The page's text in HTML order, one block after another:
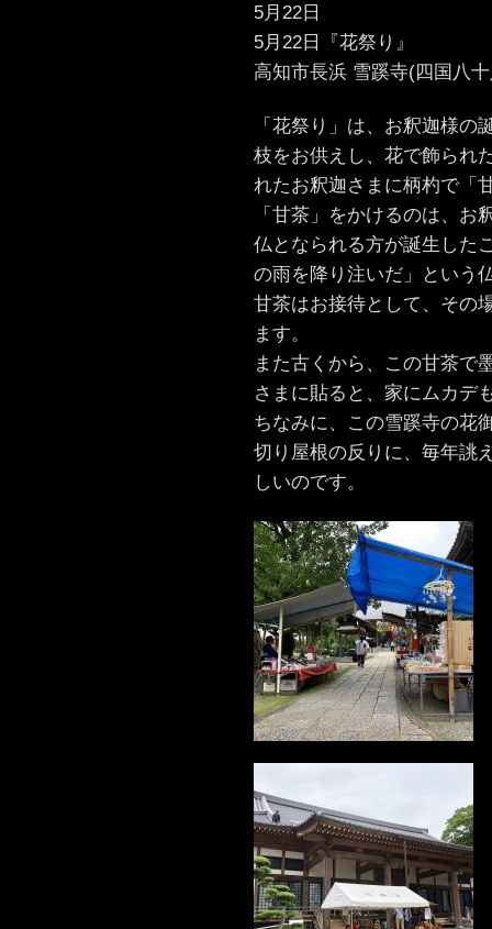
5月22日
5月22日『花祭り』
高知市長浜 雪蹊寺(四国八
「花祭り」は、お釈迦様
枝をお供えし、花で飾られ
れたお釈迦さまに柄杓で「
「甘茶」をかけるのは、
仏となられる方が誕生した
の雨を降り注いだ」という
甘茶はお接待として、その
ます。
また古くから、この甘茶で
さまに貼ると、家にムカデ
ちなみに、この雪蹊寺の花
切り屋根の反りに、毎年誂
しいのです。